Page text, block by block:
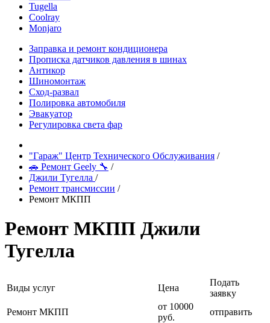
Tugella
Coolray
Monjaro
Заправка и ремонт кондиционера
Прописка датчиков давления в шинах
Антикор
Шиномонтаж
Сход-развал
Полировка автомобиля
Эвакуатор
Регулировка света фар
"Гараж" Центр Технического Обслуживания /
🚗 Ремонт Geely 🔧 /
Джили Тугелла /
Ремонт трансмиссии /
Ремонт МКПП
Ремонт МКПП Джили
Тугелла
Виды услуг Цена
Подать
заявку
Ремонт МКПП
от 10000
руб.
отправить